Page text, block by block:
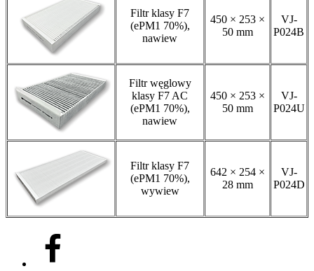
Filtr klasy F7
(ePM1 70%),
nawiew
450 × 253 ×
50 mm
VJ-
P024B
Filtr węglowy
klasy F7 AC
(ePM1 70%),
nawiew
450 × 253 ×
50 mm
VJ-
P024U
Filtr klasy F7
(ePM1 70%),
wywiew
642 × 254 ×
28 mm
VJ-
P024D